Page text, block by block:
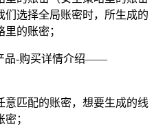
选择全局账密时，所生成的
的账密；
匹配的账密，想要生成的线
；